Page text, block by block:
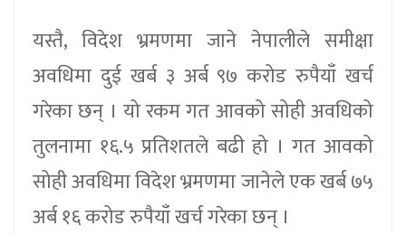
यस्तै, विदेश भ्रमणमा जाने नेपालीले समीक्षा
अवधिमा दुई खर्ब ३ अर्ब ९७ करोड रुपैयाँ खर्च
गरेका छन् । यो रकम गत आवको सोही अवधिको
तुलनामा १६.५ प्रतिशतले बढी हो । गत आवको
सोही अवधिमा विदेश भ्रमणमा जानेले एक खर्ब ७५
अर्ब १६ करोड रुपैयाँ खर्च गरेका छन् ।